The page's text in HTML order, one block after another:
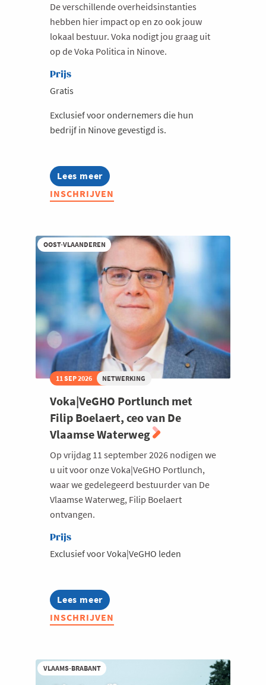
De verschillende overheidsinstanties
hebben hier impact op en zo ook jouw
lokaal bestuur. Voka nodigt jou graag uit
op de Voka Politica in Ninove.
Prijs
Gratis
Exclusief voor ondernemers die hun
bedrijf in Ninove gevestigd is.
Lees meer
about
Voka
Politica
INSCHRIJVEN
OOST-VLAANDEREN
11 SEP 2026 NETWERKING
Voka|VeGHO Portlunch met
Filip Boelaert, ceo van De
Vlaamse Waterweg
Op vrijdag 11 september 2026 nodigen we
u uit voor onze Voka|VeGHO Portlunch,
waar we gedelegeerd bestuurder van De
Vlaamse Waterweg, Filip Boelaert
ontvangen.
Prijs
Exclusief voor Voka|VeGHO leden
Lees meer
about
Voka|VeGHO
Portlunch
ceo
van
INSCHRIJVEN
VLAAMS-BRABANT